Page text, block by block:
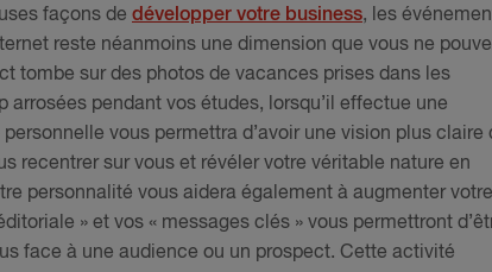
façons de développer votre business, les
reste néanmoins une dimension que vous ne
tombe sur des photos de vacances prises dans les
pendant vos études, lorsqu’il effectue une
vous permettra d’avoir une vision plus claire
recentrer sur vous et révéler votre véritable nature en
personnalité vous aidera également à augmenter votre
» et vos « messages clés » vous permettront
face à une audience ou un prospect. Cette activité